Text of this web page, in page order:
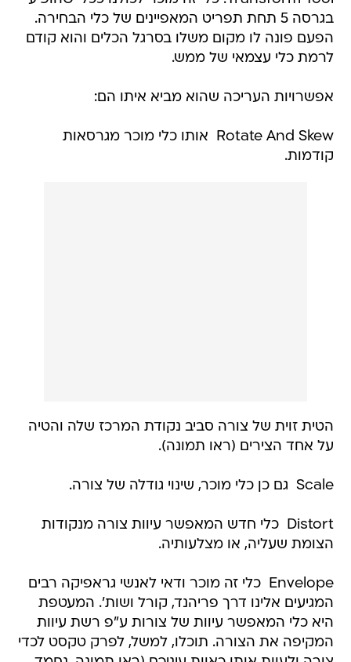
בגרסה 5 תחת תפריט המאפיינים של כלי הבחירה.
הפעם פונה לו מקום משלו בסרגל הכלים והוא קודם
לרמת כלי עצמאי של ממש.
אפשרויות העריכה שהוא מביא איתו הם:
Rotate And Skew  אותו כלי מוכר מגרסאות
קודמות.
הטית זוית של צורה סביב נקודת המרכז שלה והטיה
על אחד הצירים (ראו תמונה).
Scale  גם כן כלי מוכר, שינוי גודלה של צורה.
Distort  כלי חדש המאפשר עיוות צורה מנקודות
הצומת שעליה, או מצלעותיה.
Envelope  כלי זה מוכר ודאי לאנשי גראפיקה רבים
המגיעים אלינו דרך פריהנד, קורל ושות'. המעטפת
היא כלי המאפשר עיוות של צורות ע"פ רשת עיוות
המקיפה את הצורה. תוכלו, למשל, לפרק טקסט לכדי